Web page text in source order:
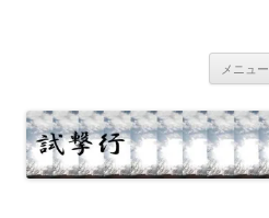
キ
ッ
プ
メニュー